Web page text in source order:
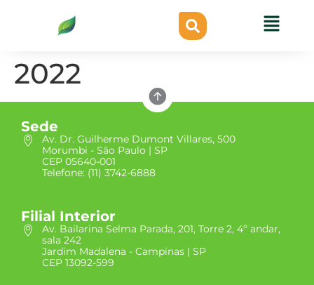
2022
Sede
Av. Dr. Guilherme Dumont Villares, 500
Morumbi - São Paulo | SP
CEP 05640-001
Telefone: (11) 3742-6888
Filial Interior
Av. Bailarina Selma Parada, 201, Torre 2, 4º andar,
sala 242
Jardim Madalena - Campinas | SP
CEP 13092-599